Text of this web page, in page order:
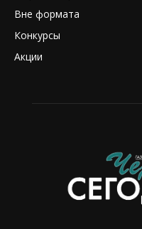
Вне формата
Конкурсы
Акции